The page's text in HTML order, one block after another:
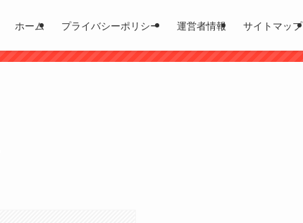
ホーム プライバシーポリシー 運営者情報 サイトマップ